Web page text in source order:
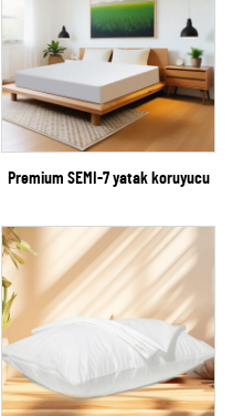
Premium SEMI-7 yatak koruyucu